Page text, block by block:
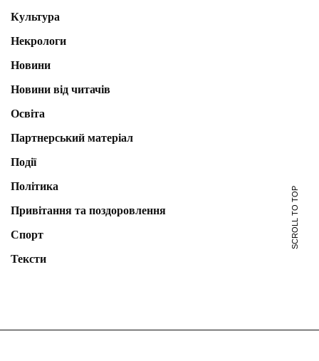
Культура
Некрологи
Новини
Новини від читачів
Освіта
Партнерський матеріал
Події
Політика
Привітання та поздоровлення
Спорт
Тексти
SCROLL TO TOP